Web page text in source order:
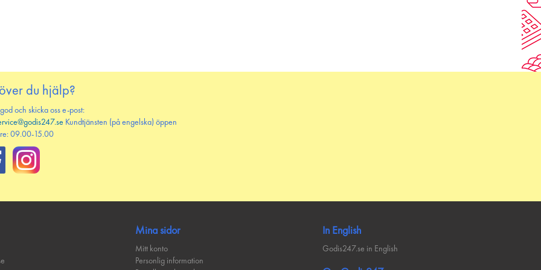
du hjälp?
och skicka oss e-post:
Kundtjänsten (på engelska) öppen
09.00-15.00
Mina sidor
Mitt konto
Personlig information
In English
Godis247.se in English